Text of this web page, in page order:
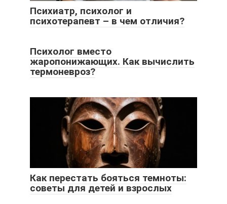
Психиатр, психолог и
психотерапевт – в чем отличия?
Психолог вместо
жаропонижающих. Как вычислить
термоневроз?
Как перестать бояться темноты:
советы для детей и взрослых